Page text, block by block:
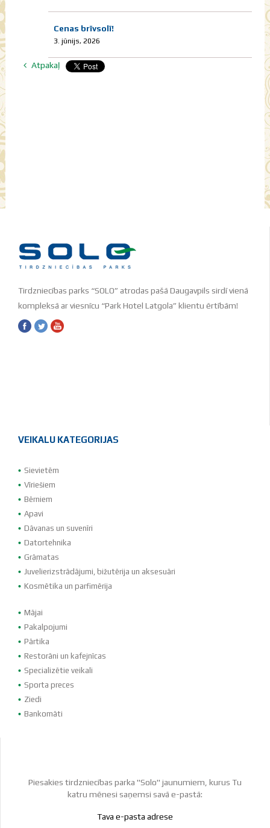
Cenas brīvsolī!
3. jūnijs, 2026
Atpakaļ
Tirdzniecības parks “SOLO” atrodas pašā Daugavpils sirdī vienā
kompleksā ar viesnīcu “Park Hotel Latgola” klientu ērtībām!
VEIKALU KATEGORIJAS
Sievietēm
Vīriešiem
Bērniem
Apavi
Dāvanas un suvenīri
Datortehnika
Grāmatas
Juvelierizstrādājumi, bižutērija un aksesuāri
Kosmētika un parfimērija
Mājai
Pakalpojumi
Pārtika
Restorāni un kafejnīcas
Specializētie veikali
Sporta preces
Ziedi
Bankomāti
Piesakies tirdzniecības parka "Solo" jaunumiem, kurus Tu
katru mēnesi saņemsi savā e-pastā: